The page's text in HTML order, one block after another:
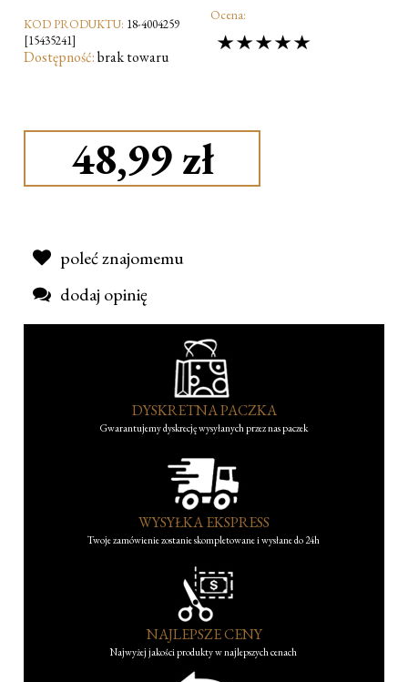
KOD PRODUKTU: 18-4004259
[15435241]
Dostępność:brak towaru
Ocena:
48,99 zł
poleć znajomemu
dodaj opinię
DYSKRETNA PACZKA
Gwarantujemy dyskrecję wysyłanych przez nas paczek
WYSYŁKA EKSPRESS
Twoje zamówienie zostanie skompletowane i wysłane do 24h
NAJLEPSZE CENY
Najwyżej jakości produkty w najlepszych cenach